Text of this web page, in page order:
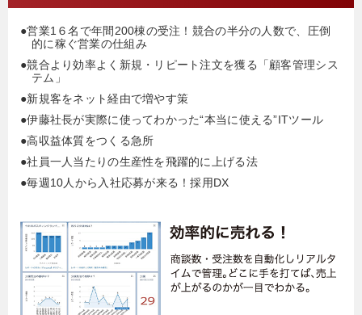
●営業1６名で年間200棟の受注！競合の半分の人数で、圧倒
的に稼ぐ営業の仕組み
●競合より効率よく新規・リピート注文を獲る「顧客管理シス
テム」
●新規客をネット経由で増やす策
●伊藤社長が実際に使ってわかった“本当に使える”ITツール
●高収益体質をつくる急所
●社員一人当たりの生産性を飛躍的に上げる法
●毎週10人から入社応募が来る！採用DX